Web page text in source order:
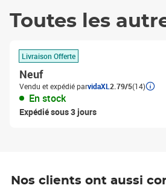
Toutes les
Livraison Offerte
Neuf
Vendu et expédié parvidaXL 2.79/5(14)
En stock
Expédié sous 3 jours
Nos clients ont aussi